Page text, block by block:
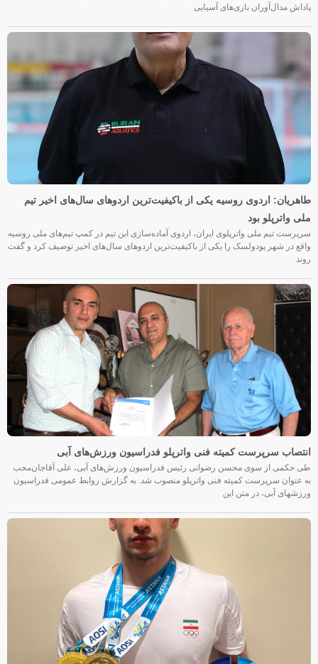
پاداش مدال‌آوران بازی‌های آسیایی
طاهریان: اردوی روسیه یکی از باکیفیت‌ترین اردوهای سال‌های اخیر تیم
ملی واترپلو بود
سرپرست تیم ملی واترپلوی ایران، اردوی آماده‌سازی این تیم در کمپ تیم‌های ملی روسیه
واقع در شهر پودولسک را یکی از باکیفیت‌ترین اردوهای سال‌های اخیر توصیف کرد و گفت
روند
انتصاب سرپرست کمیته فنی واترپلو فدراسیون ورزش‌های آبی
طی حکمی از سوی محسن رضوانی رئیس فدراسیون ورزش‌های آبی، علی آقاجان‌محب
به عنوان سرپرست کمیته فنی واترپلو منصوب شد. به گزارش روابط عمومی فدراسیون
ورزشهای آبی، در متن این